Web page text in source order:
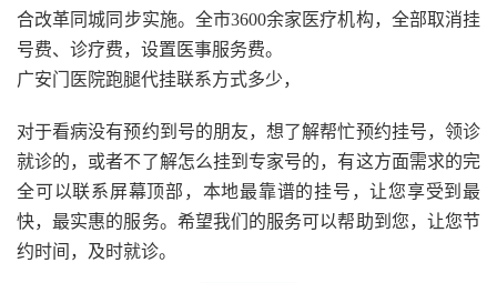
合改革同城同步实施。全市3600余家医疗机构，全部取消挂
号费、诊疗费，设置医事服务费。
广安门医院跑腿代挂联系方式多少，
对于看病没有预约到号的朋友，想了解帮忙预约挂号，领诊
就诊的，或者不了解怎么挂到专家号的，有这方面需求的完
全可以联系屏幕顶部，本地最靠谱的挂号，让您享受到最
快，最实惠的服务。希望我们的服务可以帮助到您，让您节
约时间，及时就诊。